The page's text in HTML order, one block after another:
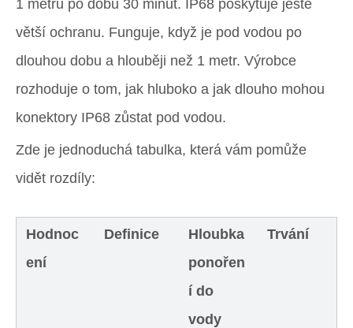
1 metru po dobu 30 minut. IP68 poskytuje ještě
větší ochranu. Funguje, když je pod vodou po
dlouhou dobu a hlouběji než 1 metr. Výrobce
rozhoduje o tom, jak hluboko a jak dlouho mohou
konektory IP68 zůstat pod vodou.
Zde je jednoduchá tabulka, která vám pomůže
vidět rozdíly:
Hodnoc
ení
Definice
Hloubka
ponořen
í do
vody
Trvání